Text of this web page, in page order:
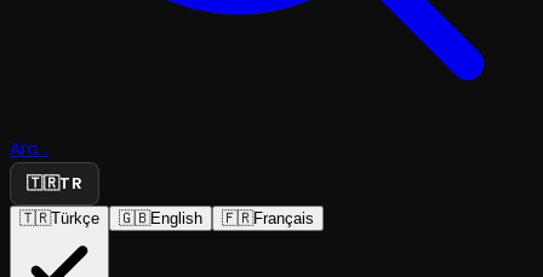
Ara...
🇹🇷TR
🇹🇷Türkçe 🇬🇧English 🇫🇷Français